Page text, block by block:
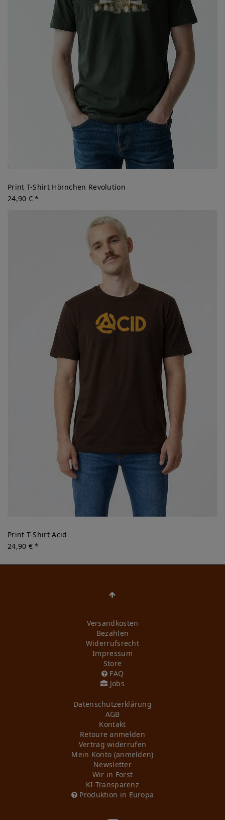
Print T-Shirt Hörnchen Revolution
24,90 € *
Print T-Shirt Acid
24,90 € *
Versandkosten
Bezahlen
Widerrufs­recht
Impressum
Store
FAQ
Jobs
Daten­schutz­erklärung
AGB
Kontakt
Retoure anmelden
Vertrag widerrufen
Mein Konto (anmelden)
Newsletter
Wir in Forst
KI-Transparenz
Produktion in Europa